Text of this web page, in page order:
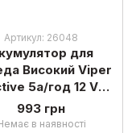
Артикул: 26048
для
Високий Viper
5а/год 12 V
YB5L-BS (GEL)
(2023г.в.)
993 грн
в наявності